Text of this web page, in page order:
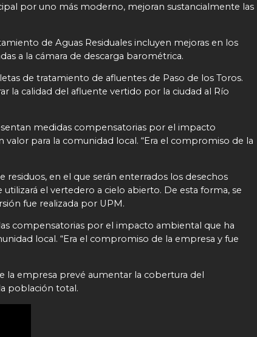
por uno más moderno, mejoran sustancialmente las
de Aguas Residuales incluyen mejoras en los
a la cámara de descarga barométrica.
de tratamiento de afluentes de Paso de los Toros.
la calidad del afluente vertido por la ciudad al Río
medidas compensatorias por el impacto
para la comunidad local. “Era el compromiso de la
en el que serán enterrados los desechos
el vertedero a cielo abierto. De esta forma, se
fue realizada por UPM.
compensatorias por el impacto ambiental que ha
local. “Era el compromiso de la empresa y fue
la empresa prevé aumentar la cobertura del
población total.